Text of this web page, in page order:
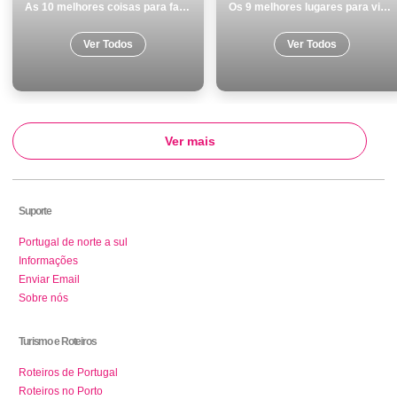
As 10 melhores coisas para fazer no inverno em PÃ³voa de Varzim
Ver Todos
Os 9 melhores lugares para visitar em Sines
Ver Todos
Ver mais
Suporte
Portugal de norte a sul
Informações
Enviar Email
Sobre nós
Turismo e Roteiros
Roteiros de Portugal
Roteiros no Porto